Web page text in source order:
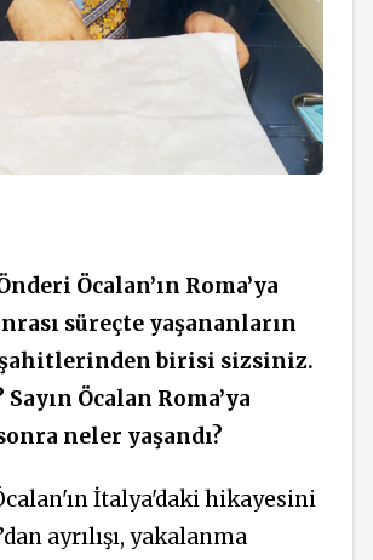
Öcalan’ın Roma’ya
süreçte yaşananların
birisi sizsiniz.
Öcalan Roma’ya
neler yaşandı?
İtalya'daki hikayesini
ayrılışı, yakalanma